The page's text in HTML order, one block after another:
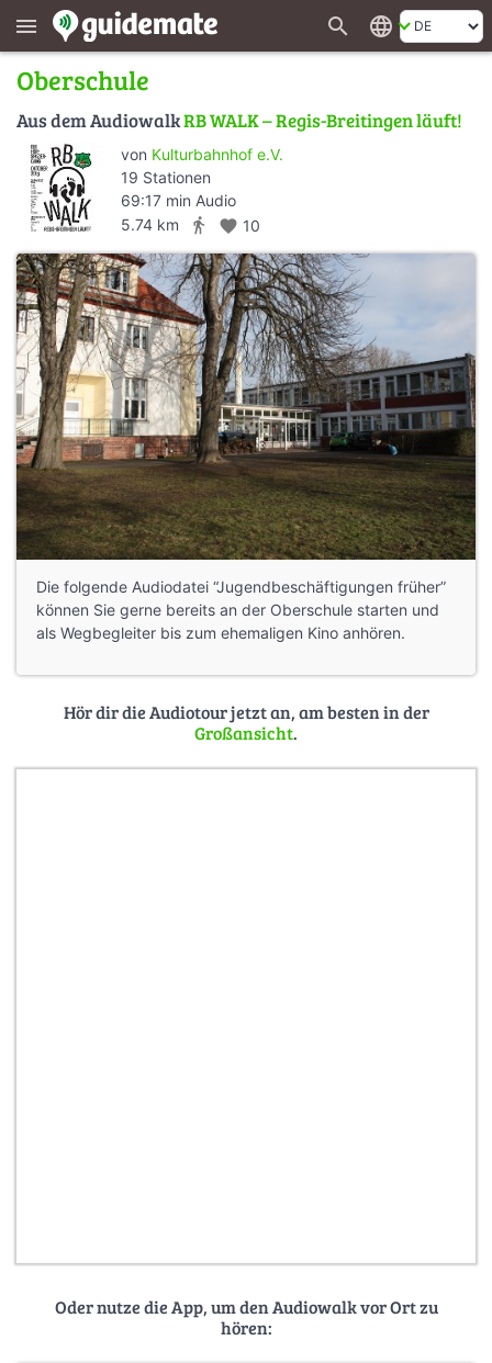
menu search language
Oberschule
Aus dem AudiowalkRB WALK – Regis-Breitingen läuft!
von Kulturbahnhof e.V.
19 Stationen
69:17 min Audio
5.74 km
directions_walk favorite 10
Die folgende Audiodatei “Jugendbeschäftigungen früher”
können Sie gerne bereits an der Oberschule starten und
als Wegbegleiter bis zum ehemaligen Kino anhören.
Hör dir die Audiotour jetzt an, am besten in der
Großansicht.
Oder nutze die App, um den Audiowalk vor Ort zu
hören: